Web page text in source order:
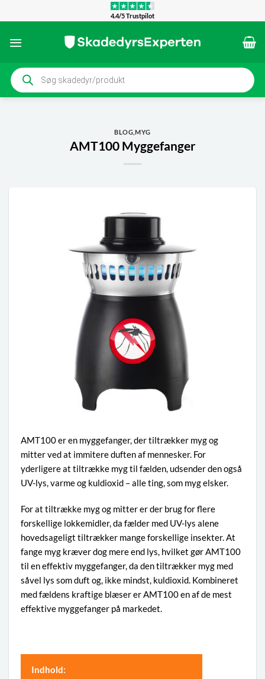
til
4.4/5 Trustpilot
Products
search
BLOG ,MYG
AMT100 Myggefanger
AMT100 er en myggefanger, der tiltrækker myg og
mitter ved at immitere duften af mennesker. For
yderligere at tiltrække myg til fælden, udsender den også
UV-lys, varme og kuldioxid – alle ting, som myg elsker.
For at tiltrække myg og mitter er der brug for flere
forskellige lokkemidler, da fælder med UV-lys alene
hovedsageligt tiltrækker mange forskellige insekter. At
fange myg kræver dog mere end lys, hvilket gør AMT100
til en effektiv myggefanger, da den tiltrækker myg med
såvel lys som duft og, ikke mindst, kuldioxid. Kombineret
med fældens kraftige blæser er AMT100 en af de mest
effektive myggefanger på markedet.
Indhold: